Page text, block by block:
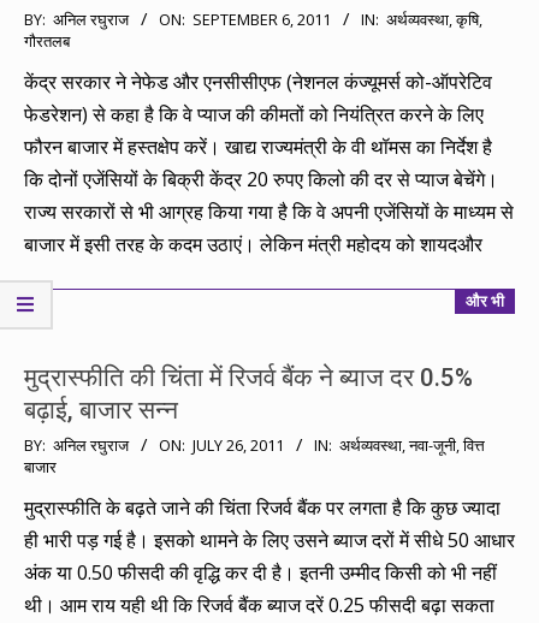
2011-
09-
06
BY: अनिल रघुराज ON: SEPTEMBER 6, 2011 IN: अर्थव्यवस्था,कृषि,
गौरतलब
केंद्र सरकार ने नेफेड और एनसीसीएफ (नेशनल कंज्यूमर्स को-ऑपरेटिव
फेडरेशन) से कहा है कि वे प्‍याज की कीमतों को नि‍यंत्रि‍त करने के लि‍ए
फौरन बाजार में हस्‍तक्षेप करें। खाद्य राज्यमंत्री के वी थॉमस का निर्देश है
कि दोनों एजेंसि‍यों के बि‍क्री केंद्र 20 रुपए कि‍लो की दर से प्याज बेचेंगे।
राज्‍य सरकारों से भी आग्रह कि‍या गया है कि‍ वे अपनी एजेंसि‍यों के माध्‍यम से
बाजार में इसी तरह के कदम उठाएं। लेकिन मंत्री महोदय को शायदऔर
और भी
मुद्रास्फीति की चिंता में रिजर्व बैंक ने ब्याज दर 0.5%
बढ़ाई, बाजार सन्न
2011-
07-
26
BY: अनिल रघुराज ON: JULY 26, 2011 IN: अर्थव्यवस्था,नवा-जूनी,वित्त
बाजार
मुद्रास्फीति के बढ़ते जाने की चिंता रिजर्व बैंक पर लगता है कि कुछ ज्यादा
ही भारी पड़ गई है। इसको थामने के लिए उसने ब्याज दरों में सीधे 50 आधार
अंक या 0.50 फीसदी की वृद्धि कर दी है। इतनी उम्मीद किसी को भी नहीं
थी। आम राय यही थी कि रिजर्व बैंक ब्याज दरें 0.25 फीसदी बढ़ा सकता